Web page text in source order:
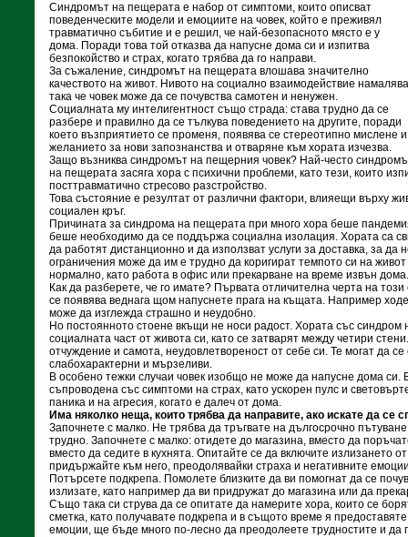
Синдромът на пещерата е набор от симптоми, които описват
поведенческите модели и емоциите на човек, който е преживял
травматично събитие и е решил, че най-безопасното място е у
дома. Поради това той отказва да напусне дома си и изпитва
безпокойство и страх, когато трябва да го направи.
За съжаление, синдромът на пещерата влошава значително
качеството на живот. Нивото на социално взаимодействие
така че човек може да се почувства самотен и ненужен.
Социалната му интелигентност също страда: става трудно да се
разбере и правилно да се тълкува поведението на другите, поради
което възприятието се променя, появява се стереотипно мислене и
желанието за нови запознанства и отваряне към хората изчезва.
Защо възниква синдромът на пещерния човек? Най-често
на пещерата засяга хора с психични проблеми, като тези, които
посттравматично стресово разстройство.
Това състояние е резултат от различни фактори, влияещи върху
социален кръг.
Причината за синдрома на пещерата при много хора беше
беше необходимо да се поддържа социална изолация. Хората са
да работят дистанционно и да използват услуги за доставка, за да
ограничения може да им е трудно да коригират темпото си на
нормално, като работа в офис или прекарване на време извън дома.
Как да разберете, че го имате? Първата отличителна черта на
се появява веднага щом напуснете прага на къщата. Например
може да изглежда страшно и неудобно.
Но постоянното стоене вкъщи не носи радост. Хората със синдром
социалната част от живота си, като се затварят между четири
отчуждение и самота, неудовлетвореност от себе си. Те могат да се
слабохарактерни и мързеливи.
В особено тежки случаи човек изобщо не може да напусне дома си.
съпроводена със симптоми на страх, като ускорен пулс и
паника и на агресия, когато е далеч от дома.
Има няколко неща, които трябва да направите, ако искате да се
Започнете с малко. Не трябва да тръгвате на дългосрочно
трудно. Започнете с малко: отидете до магазина, вместо да
вместо да седите в кухнята. Опитайте се да включите излизането
придържайте към него, преодолявайки страха и негативните
Потърсете подкрепа. Помолете близките да ви помогнат да се
излизате, като например да ви придружат до магазина или да
Също така си струва да се опитате да намерите хора, които се
сметка, като получавате подкрепа и в същото време я
емоции, ще бъде много по-лесно да преодолеете трудностите и да